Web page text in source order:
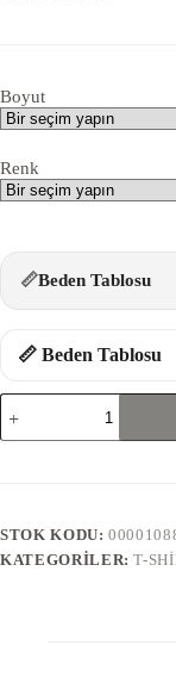
Boyut
Renk
📏Beden Tablosu
📏 Beden Tablosu
8396-
T-
SHİRT
STOK KODU:
KATEGORILER:T-